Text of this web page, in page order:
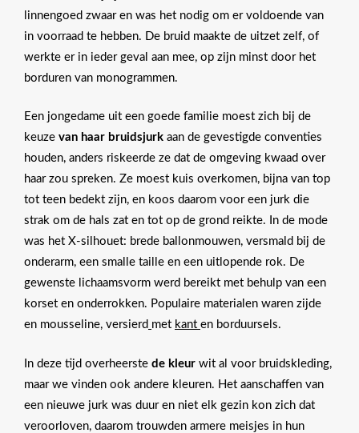
linnengoed zwaar en was het nodig om er voldoende van
in voorraad te hebben. De bruid maakte de uitzet zelf, of
werkte er in ieder geval aan mee, op zijn minst door het
borduren van monogrammen.
Een jongedame uit een goede familie moest zich bij de
keuze van haar bruidsjurk aan de gevestigde conventies
houden, anders riskeerde ze dat de omgeving kwaad over
haar zou spreken. Ze moest kuis overkomen, bijna van top
tot teen bedekt zijn, en koos daarom voor een jurk die
strak om de hals zat en tot op de grond reikte. In de mode
was het X-silhouet: brede ballonmouwen, versmald bij de
onderarm, een smalle taille en een uitlopende rok. De
gewenste lichaamsvorm werd bereikt met behulp van een
korset en onderrokken. Populaire materialen waren zijde
en mousseline, versierd met kant en borduursels.
In deze tijd overheerste de kleur wit al voor bruidskleding,
maar we vinden ook andere kleuren. Het aanschaffen van
een nieuwe jurk was duur en niet elk gezin kon zich dat
veroorloven, daarom trouwden armere meisjes in hun